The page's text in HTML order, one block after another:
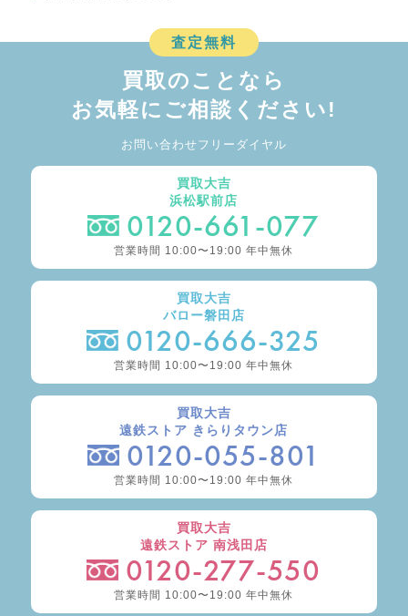
査定無料
買取のことなら
お気軽にご相談ください!
お問い合わせフリーダイヤル
買取大吉
浜松駅前店
0120-661-077
営業時間 10:00〜19:00 年中無休
買取大吉
バロー磐田店
0120-666-325
営業時間 10:00〜19:00 年中無休
買取大吉
遠鉄ストア きらりタウン店
0120-055-801
営業時間 10:00〜19:00 年中無休
買取大吉
遠鉄ストア 南浅田店
0120-277-550
営業時間 10:00〜19:00 年中無休